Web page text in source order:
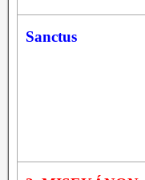
Sanctus